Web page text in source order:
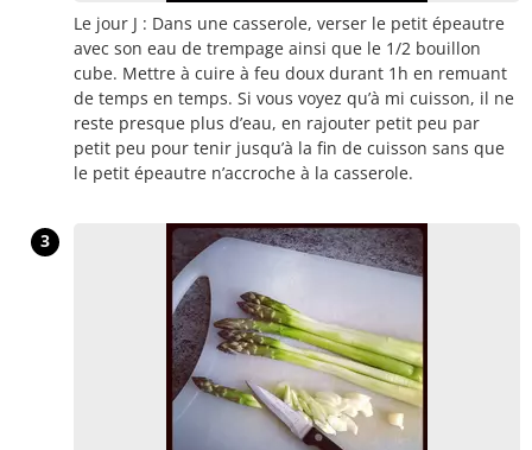
Le jour J : Dans une casserole, verser le petit épeautre
avec son eau de trempage ainsi que le 1/2 bouillon
cube. Mettre à cuire à feu doux durant 1h en remuant
de temps en temps. Si vous voyez qu’à mi cuisson, il ne
reste presque plus d’eau, en rajouter petit peu par
petit peu pour tenir jusqu’à la fin de cuisson sans que
le petit épeautre n’accroche à la casserole.
3